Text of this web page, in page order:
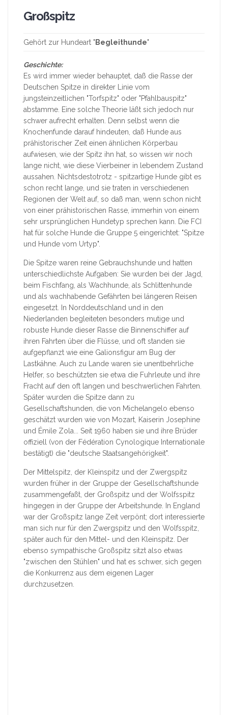
Großspitz
Gehört zur Hundeart " Begleithunde"
Geschichte:
Es wird immer wieder behauptet, daß die Rasse der
Deutschen Spitze in direkter Linie vom
jungsteinzeitlichen "Torfspitz" oder "Pfahlbauspitz"
abstamme. Eine solche Theorie läßt sich jedoch nur
schwer aufrecht erhalten. Denn selbst wenn die
Knochenfunde darauf hindeuten, daß Hunde aus
prähistorischer Zeit einen ähnlichen Körperbau
aufwiesen, wie der Spitz ihn hat, so wissen wir noch
lange nicht, wie diese Vierbeiner in lebendem Zustand
aussahen. Nichtsdestotrotz - spitzartige Hunde gibt es
schon recht lange, und sie traten in verschiedenen
Regionen der Welt auf, so daß man, wenn schon nicht
von einer prähistorischen Rasse, immerhin von einem
sehr ursprünglichen Hundetyp sprechen kann. Die FCI
hat für solche Hunde die Gruppe 5 eingerichtet: "Spitze
und Hunde vom Urtyp".
Die Spitze waren reine Gebrauchshunde und hatten
unterschiedlichste Aufgaben: Sie wurden bei der Jagd,
beim Fischfang, als Wachhunde, als Schlittenhunde
und als wachhabende Gefährten bei längeren Reisen
eingesetzt. In Norddeutschland und in den
Niederlanden begleiteten besonders mutige und
robuste Hunde dieser Rasse die Binnenschiffer auf
ihren Fahrten über die Flüsse, und oft standen sie
aufgepflanzt wie eine Galionsfigur am Bug der
Lastkähne. Auch zu Lande waren sie unentbehrliche
Helfer, so beschützten sie etwa die Fuhrleute und ihre
Fracht auf den oft langen und beschwerlichen Fahrten.
Später wurden die Spitze dann zu
Gesellschaftshunden, die von Michelangelo ebenso
geschätzt wurden wie von Mozart, Kaiserin Josephine
und Émile Zola... Seit 1960 haben sie und ihre Brüder
offiziell (von der Fédération Cynologique Internationale
bestätigt) die "deutsche Staatsangehörigkeit".
Der Mittelspitz, der Kleinspitz und der Zwergspitz
wurden früher in der Gruppe der Gesellschaftshunde
zusammengefaßt, der Großspitz und der Wolfsspitz
hingegen in der Gruppe der Arbeitshunde. In England
war der Großspitz lange Zeit verpönt; dort interessierte
man sich nur für den Zwergspitz und den Wolfsspitz,
später auch für den Mittel- und den Kleinspitz. Der
ebenso sympathische Großspitz sitzt also etwas
"zwischen den Stühlen" und hat es schwer, sich gegen
die Konkurrenz aus dem eigenen Lager
durchzusetzen.